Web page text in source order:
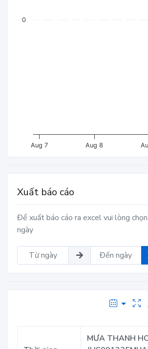
Aug 7 Aug 8
0
Xuất báo cáo
Để xuất báo cáo ra excel vui lòng
ngày
MƯA THANH